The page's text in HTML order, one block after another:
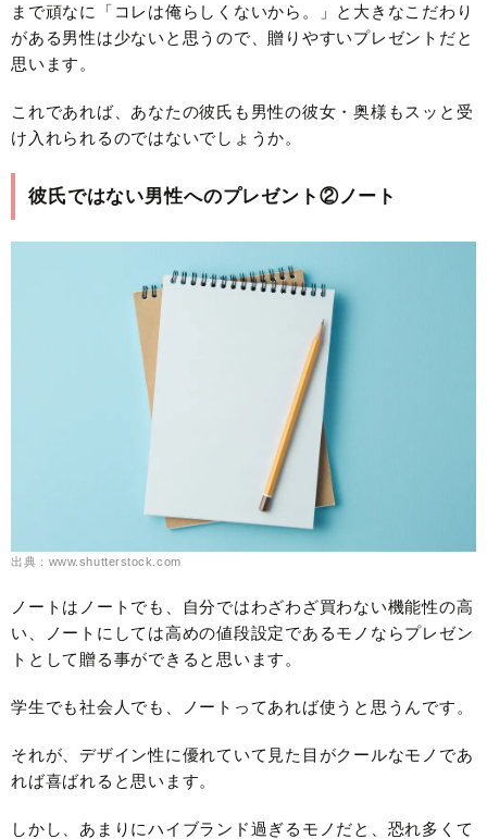
まで頑なに「コレは俺らしくないから。」と大きなこだわり
がある男性は少ないと思うので、贈りやすいプレゼントだと
思います。
これであれば、あなたの彼氏も男性の彼女・奥様もスッと受
け入れられるのではないでしょうか。
彼氏ではない男性へのプレゼント②ノート
出典：www.shutterstock.com
ノートはノートでも、自分ではわざわざ買わない機能性の高
い、ノートにしては高めの値段設定であるモノならプレゼン
トとして贈る事ができると思います。
学生でも社会人でも、ノートってあれば使うと思うんです。
それが、デザイン性に優れていて見た目がクールなモノであ
れば喜ばれると思います。
しかし、あまりにハイブランド過ぎるモノだと、恐れ多くて